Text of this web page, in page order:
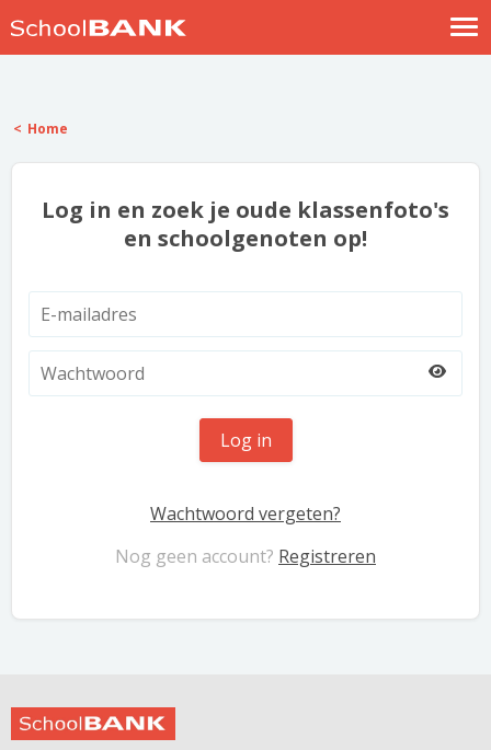
Help
Home
Log in en zoek je oude klassenfoto's
en schoolgenoten op!
Log in
Wachtwoord vergeten?
Nog geen account? Registreren